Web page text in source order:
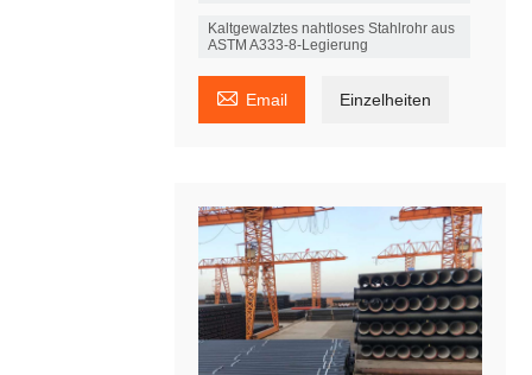
Kaltgewalztes nahtloses Stahlrohr aus
ASTM A333-8-Legierung
 Email Einzelheiten